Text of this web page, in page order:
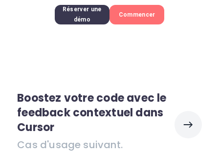
Réserver une
démo
Commencer
Boostez votre code avec le
feedback contextuel dans
Cursor
Cas d'usage suivant.